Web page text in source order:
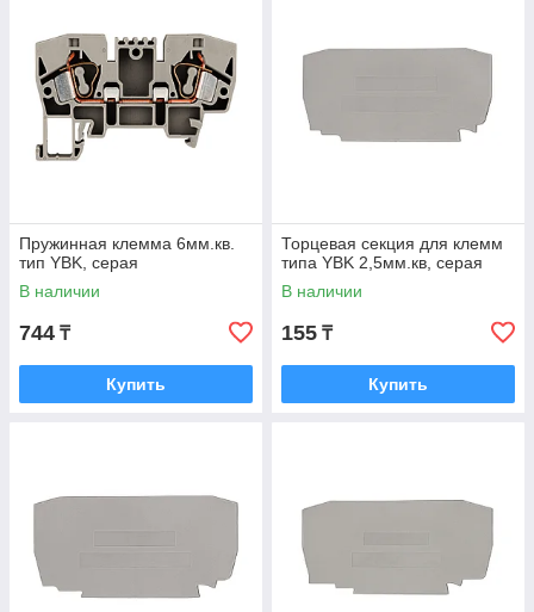
Пружинная клемма 6мм.кв.
тип YBK, серая
В наличии
744 ₸
Купить
Торцевая секция для клемм
типа YBK 2,5мм.кв, серая
В наличии
155 ₸
Купить